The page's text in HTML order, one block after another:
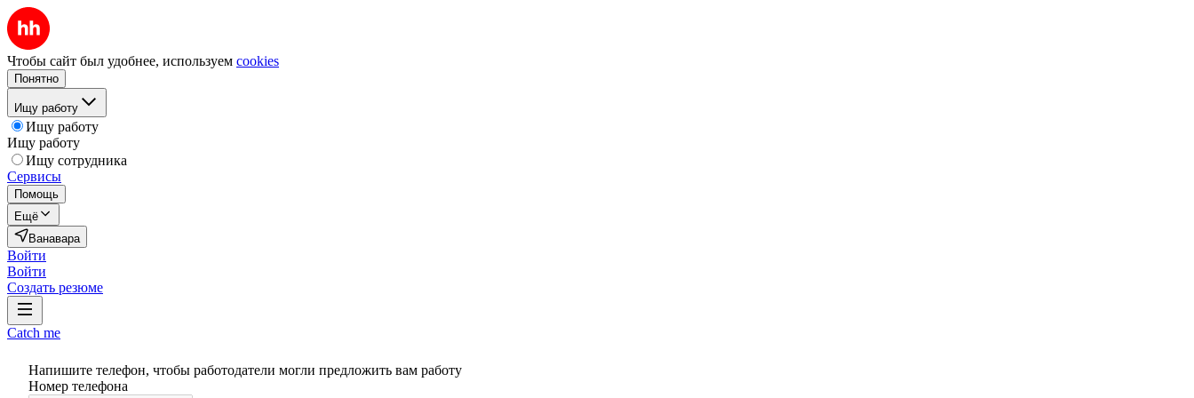
Чтобы сайт был удобнее, используем cookies
Понятно
Ищу работу
Ищу работу
Ищу работу
Ищу сотрудника
Сервисы
Помощь
Ещё
Ванавара
Войти
Войти
Создать резюме
Catch me
Напишите телефон, чтобы работодатели могли предложить вам работу
Номер телефона